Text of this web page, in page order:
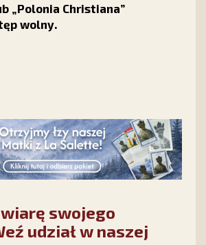
„Polonia Christiana”
wolny.
swojego
udział w naszej